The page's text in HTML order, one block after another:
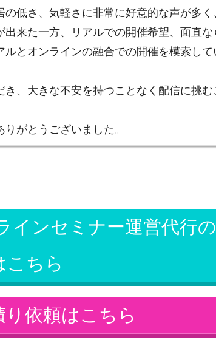
低さ、気軽さに非常に好意的な声が多く
来た一方、リアルでの開催希望、面直な
とオンラインの融合での開催を模索して
、大きな不安を持つことなく配信に挑む
がとうございました。
インセミナー運営代行の
こちら
依頼はこちら